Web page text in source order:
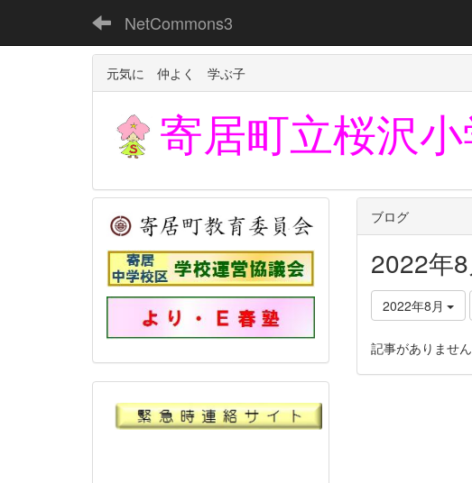
NetCommons3
元気に 仲よく 学ぶ子
寄居町立桜沢
ブログ
2022年
2022年8月
記事がありません